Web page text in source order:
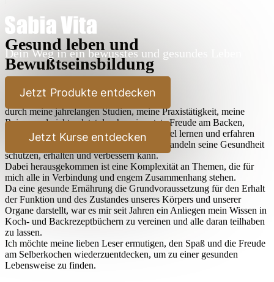
Dein Weg in ein bewusstes und gesundes Leben
Jetzt Produkte entdecken
Jetzt Kurse entdecken
Gesund leben und
Bewußtseinsbildung
Lieber Leser,
durch meine jahrelangen Studien, meine Praxistätigkeit, meine
Reisen und nicht zuletzt durch meine stete Freude am Backen,
Kochen und Ausprobieren habe ich sehr viel lernen und erfahren
dürfen, wie der Mensch durch bewußtes Handeln seine Gesundheit
schützen, erhalten und verbessern kann.
Dabei herausgekommen ist eine Komplexität an Themen, die für
mich alle in Verbindung und engem Zusammenhang stehen.
Da eine gesunde Ernährung die Grundvoraussetzung für den Erhalt
der Funktion und des Zustandes unseres Körpers und unserer
Organe darstellt, war es mir seit Jahren ein Anliegen mein Wissen in
Koch- und Backrezeptbüchern zu vereinen und alle daran teilhaben
zu lassen.
Ich möchte meine lieben Leser ermutigen, den Spaß und die Freude
am Selberkochen wiederzuentdecken, um zu einer gesunden
Lebensweise zu finden.